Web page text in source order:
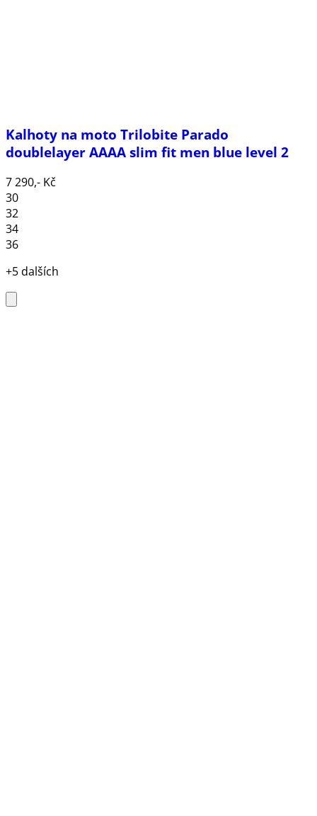
Kalhoty na moto Trilobite Parado
doublelayer AAAA slim fit men blue level 2
7 290,- Kč
30
32
34
36
+5 dalších